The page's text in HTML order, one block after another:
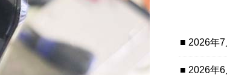
2026年7
2026年6